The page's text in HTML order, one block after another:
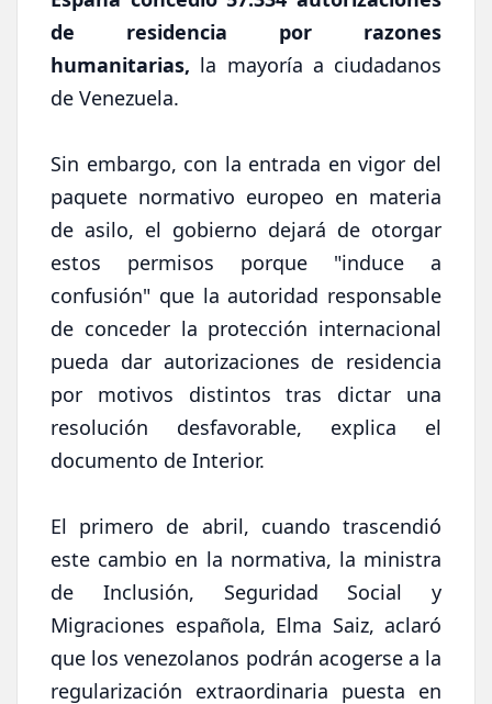
de residencia por razones
humanitarias, la mayoría a ciudadanos
de Venezuela.
Sin embargo, con la entrada en vigor del
paquete normativo europeo en materia
de asilo, el gobierno dejará de otorgar
estos permisos porque "induce a
confusión" que la autoridad responsable
de conceder la protección internacional
pueda dar autorizaciones de residencia
por motivos distintos tras dictar una
resolución desfavorable, explica el
documento de Interior.
El primero de abril, cuando trascendió
este cambio en la normativa, la ministra
de Inclusión, Seguridad Social y
Migraciones española, Elma Saiz, aclaró
que los venezolanos podrán acogerse a la
regularización extraordinaria puesta en